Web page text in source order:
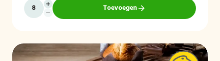
Toevoegen